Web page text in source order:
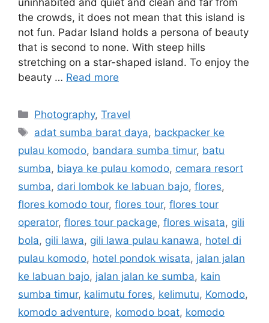
the crowds, it does not mean that this island is
not fun. Padar Island holds a persona of beauty
that is second to none. With steep hills
stretching on a star-shaped island. To enjoy the
beauty … Read more
Photography,Travel
adat sumba barat daya, backpacker ke
pulau komodo, bandara sumba timur, batu
sumba, biaya ke pulau komodo, cemara resort
sumba, dari lombok ke labuan bajo, flores,
flores komodo tour, flores tour, flores tour
operator, flores tour package, flores wisata, gili
bola, gili lawa, gili lawa pulau kanawa, hotel di
pulau komodo, hotel pondok wisata, jalan jalan
ke labuan bajo, jalan jalan ke sumba, kain
sumba timur, kalimutu fores, kelimutu, Komodo,
komodo adventure, komodo boat, komodo